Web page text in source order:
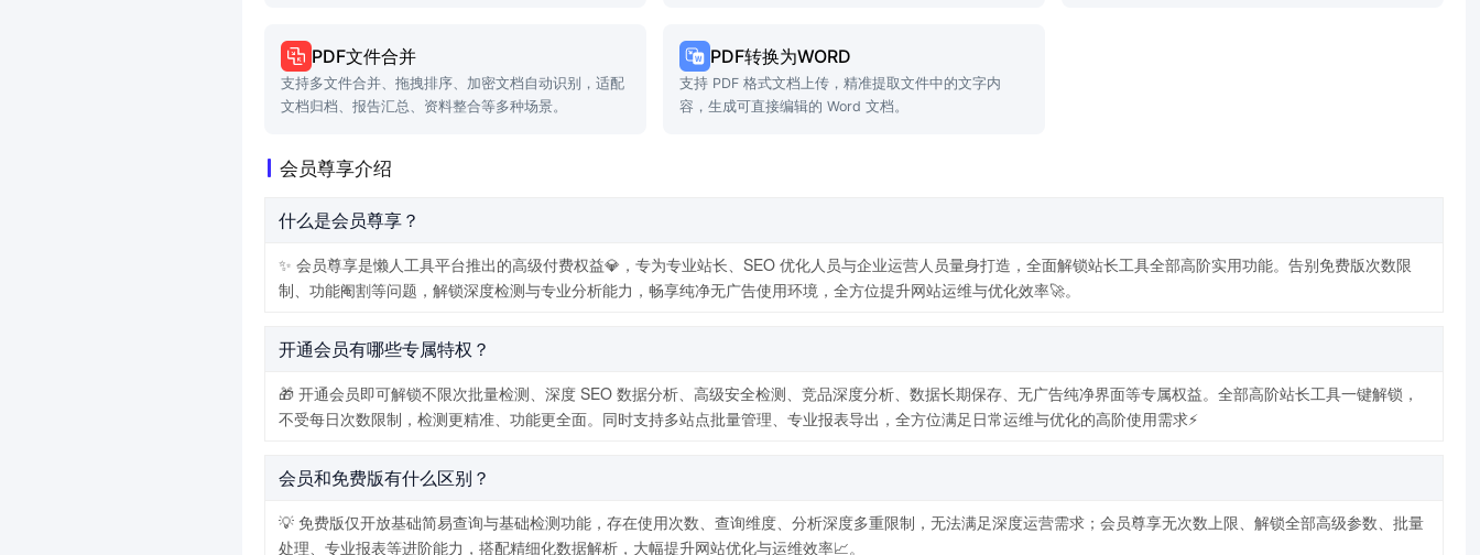
PDF文件合并
支持多文件合并、拖拽排序、加密文档自动识别，适配
文档归档、报告汇总、资料整合等多种场景。
PDF转换为WORD
支持 PDF 格式文档上传，精准提取文件中的文字内
容，生成可直接编辑的 Word 文档。
会员尊享介绍
什么是会员尊享？
✨ 会员尊享是懒人工具平台推出的高级付费权益💎，专为专业站长、SEO 优化人员与企业运营人员量身打造，全面解锁站长工具全部高阶实用功能。告别免费版次数限
制、功能阉割等问题，解锁深度检测与专业分析能力，畅享纯净无广告使用环境，全方位提升网站运维与优化效率🚀。
开通会员有哪些专属特权？
🎁 开通会员即可解锁不限次批量检测、深度 SEO 数据分析、高级安全检测、竞品深度分析、数据长期保存、无广告纯净界面等专属权益。全部高阶站长工具一键解锁，
不受每日次数限制，检测更精准、功能更全面。同时支持多站点批量管理、专业报表导出，全方位满足日常运维与优化的高阶使用需求⚡
会员和免费版有什么区别？
💡 免费版仅开放基础简易查询与基础检测功能，存在使用次数、查询维度、分析深度多重限制，无法满足深度运营需求；会员尊享无次数上限、解锁全部高级参数、批量
处理、专业报表等进阶能力，搭配精细化数据解析，大幅提升网站优化与运维效率📈。